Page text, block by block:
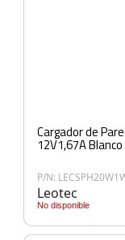
Cargador de
12V1,67A Blanco
P/N:
Leotec
No disponible